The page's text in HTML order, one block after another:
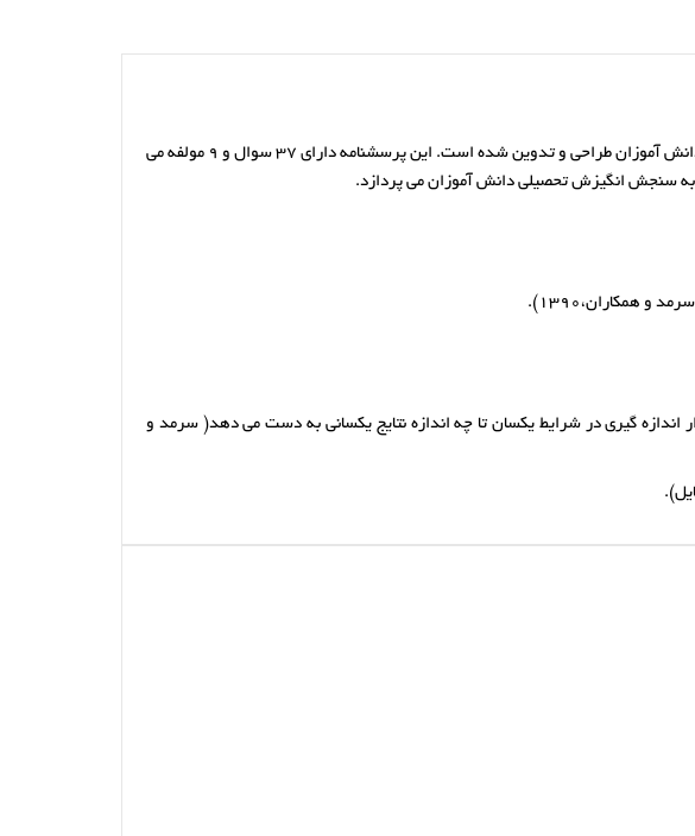
پرسشنامه چند عاملی انگیزش تحصیلی توسط پورآقا رودبرده و طالع پسند (1393) به منظور سنجش انگیزش تحصیلی دانش آموزان طراحی و تدوین شده است. این پرسشنامه دارای 37 سوال و 9 مولفه می
به سنجش انگیزش تحصیلی دانش آموزان می پردازد.
و همکاران،1390).
اندازه گیری در شرایط یکسان تا چه اندازه نتایج یکسانی به دست می دهد( سرمد و